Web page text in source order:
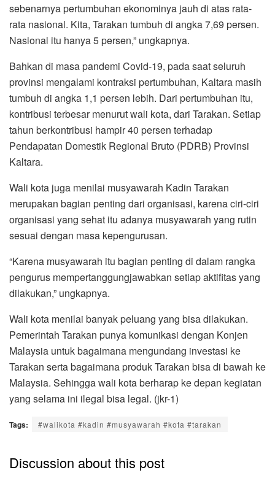
sebenarnya pertumbuhan ekonominya jauh di atas rata-
rata nasional. Kita, Tarakan tumbuh di angka 7,69 persen.
Nasional itu hanya 5 persen,” ungkapnya.
Bahkan di masa pandemi Covid-19, pada saat seluruh
provinsi mengalami kontraksi pertumbuhan, Kaltara masih
tumbuh di angka 1,1 persen lebih. Dari pertumbuhan itu,
kontribusi terbesar menurut wali kota, dari Tarakan. Setiap
tahun berkontribusi hampir 40 persen terhadap
Pendapatan Domestik Regional Bruto (PDRB) Provinsi
Kaltara.
Wali kota juga menilai musyawarah Kadin Tarakan
merupakan bagian penting dari organisasi, karena ciri-ciri
organisasi yang sehat itu adanya musyawarah yang rutin
sesuai dengan masa kepengurusan.
“Karena musyawarah itu bagian penting di dalam rangka
pengurus mempertanggungjawabkan setiap aktifitas yang
dilakukan,” ungkapnya.
Wali kota menilai banyak peluang yang bisa dilakukan.
Pemerintah Tarakan punya komunikasi dengan Konjen
Malaysia untuk bagaimana mengundang investasi ke
Tarakan serta bagaimana produk Tarakan bisa di bawah ke
Malaysia. Sehingga wali kota berharap ke depan kegiatan
yang selama ini ilegal bisa legal. (jkr-1)
Tags: #walikota #kadin #musyawarah #kota #tarakan
Discussion about this post